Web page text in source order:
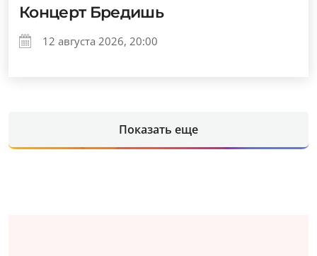
Концерт Бредишь
12 августа 2026, 20:00
Показать еще